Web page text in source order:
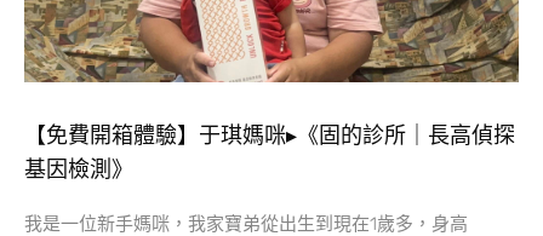
【免費開箱體驗】于琪媽咪▸《固的診所｜長高偵探
基因檢測》
我是一位新手媽咪，我家寶弟從出生到現在1歲多，身高